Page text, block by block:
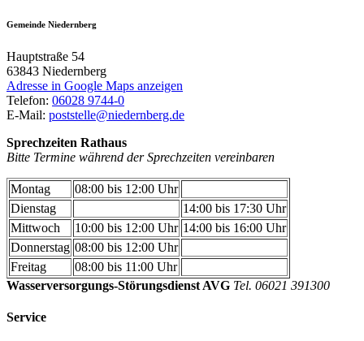
Gemeinde Niedernberg
Hauptstraße 54
63843 Niedernberg
Adresse in Google Maps anzeigen
Telefon: 06028 9744-0
E-Mail: poststelle@niedernberg.de
Sprechzeiten Rathaus
Bitte Termine während der Sprechzeiten vereinbaren
Montag
08:00 bis 12:00 Uhr
Dienstag
14:00 bis 17:30 Uhr
Mittwoch
10:00 bis 12:00 Uhr 14:00 bis 16:00 Uhr
Donnerstag 08:00 bis 12:00 Uhr
Freitag
08:00 bis 11:00 Uhr
Wasserversorgungs-Störungsdienst AVG Tel. 06021 391300
Service